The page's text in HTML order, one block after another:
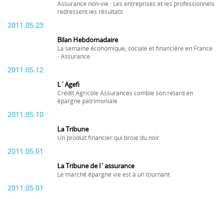
Assurance non-vie : Les entreprises et les professionnels
redressent les résultats
2011.05.23
Bilan Hebdomadaire
La semaine économique, sociale et financière en France
- Assurance
2011.05.12
L´Agefi
Crédit Agricole Assurances comble son retard en
épargne patrimoniale
2011.05.10
La Tribune
Un produit financier qui broie du noir
2011.05.01
La Tribune de l´assurance
Le marché épargne vie est à un tournant
2011.05.01